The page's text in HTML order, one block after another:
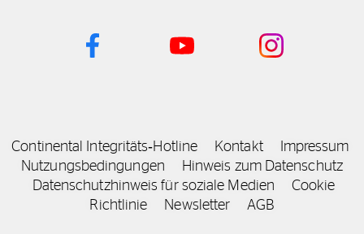
Continental Integritäts‑Hotline Kontakt
Impressum
Nutzungsbedingungen
Hinweis zum Datenschutz
Datenschutzhinweis für soziale Medien
Cookie
Richtlinie
Newsletter AGB